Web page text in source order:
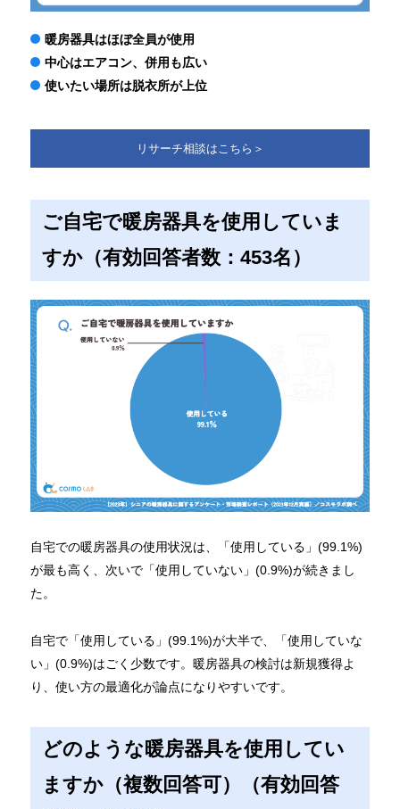
暖房器具はほぼ全員が使用
中心はエアコン、併用も広い
使いたい場所は脱衣所が上位
リサーチ相談はこちら＞
ご自宅で暖房器具を使用していま
すか（有効回答者数：453名）
自宅での暖房器具の使用状況は、「使用している」(99.1%)
が最も高く、次いで「使用していない」(0.9%)が続きまし
た。
自宅で「使用している」(99.1%)が大半で、「使用していな
い」(0.9%)はごく少数です。暖房器具の検討は新規獲得よ
り、使い方の最適化が論点になりやすいです。
どのような暖房器具を使用してい
ますか（複数回答可）（有効回答